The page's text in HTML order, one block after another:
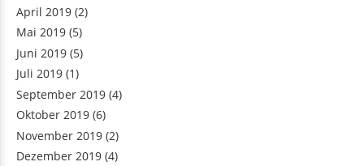
April 2019 (2)
Mai 2019 (5)
Juni 2019 (5)
Juli 2019 (1)
September 2019 (4)
Oktober 2019 (6)
November 2019 (2)
Dezember 2019 (4)